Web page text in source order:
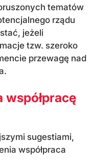
tematów
rządu
jeżeli
tzw. szeroko
przewagę nad
sugestiami,
współpraca